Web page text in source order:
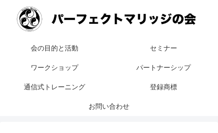
会の目的と活動 セミナー
ワークショップ パートナーシップ
通信式トレーニング 登録商標
お問い合わせ